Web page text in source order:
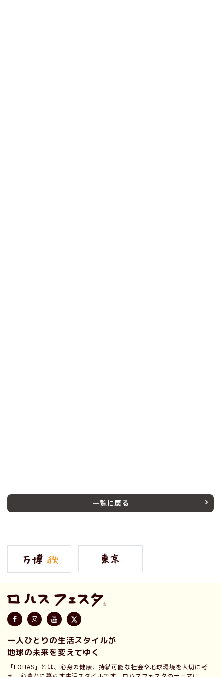
一覧に戻る
一人ひとりの生活スタイルが
地球の未来を変えてゆく
「LOHAS」とは、心身の健康、持続可能な社会や地球環境を大切に考